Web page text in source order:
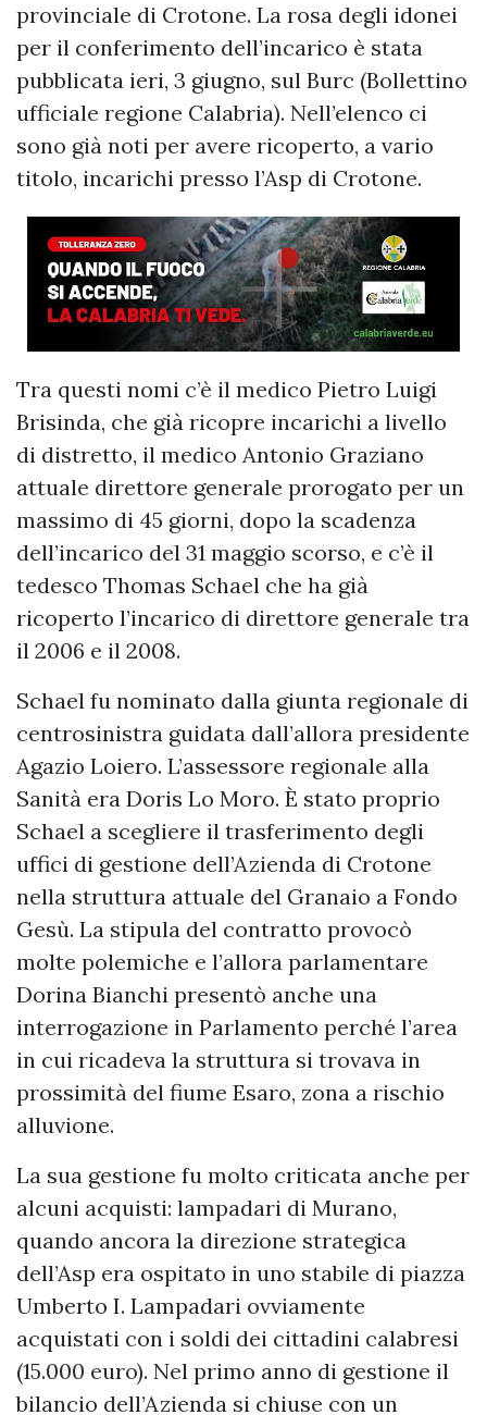
provinciale di Crotone. La rosa degli idonei
per il conferimento dell’incarico è stata
pubblicata ieri, 3 giugno, sul Burc (Bollettino
ufficiale regione Calabria). Nell’elenco ci
sono già noti per avere ricoperto, a vario
titolo, incarichi presso l’Asp di Crotone.
Tra questi nomi c’è il medico Pietro Luigi
Brisinda, che già ricopre incarichi a livello
di distretto, il medico Antonio Graziano
attuale direttore generale prorogato per un
massimo di 45 giorni, dopo la scadenza
dell’incarico del 31 maggio scorso, e c’è il
tedesco Thomas Schael che ha già
ricoperto l’incarico di direttore generale tra
il 2006 e il 2008.
Schael fu nominato dalla giunta regionale di
centrosinistra guidata dall’allora presidente
Agazio Loiero. L’assessore regionale alla
Sanità era Doris Lo Moro. È stato proprio
Schael a scegliere il trasferimento degli
uffici di gestione dell’Azienda di Crotone
nella struttura attuale del Granaio a Fondo
Gesù. La stipula del contratto provocò
molte polemiche e l’allora parlamentare
Dorina Bianchi presentò anche una
interrogazione in Parlamento perché l’area
in cui ricadeva la struttura si trovava in
prossimità del fiume Esaro, zona a rischio
alluvione.
La sua gestione fu molto criticata anche per
alcuni acquisti: lampadari di Murano,
quando ancora la direzione strategica
dell’Asp era ospitato in uno stabile di piazza
Umberto I. Lampadari ovviamente
acquistati con i soldi dei cittadini calabresi
(15.000 euro). Nel primo anno di gestione il
bilancio dell’Azienda si chiuse con un